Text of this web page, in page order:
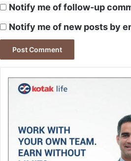
Notify me of follow-up
Notify me of new posts by